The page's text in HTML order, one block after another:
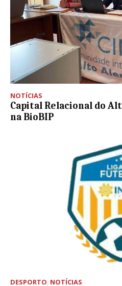
NOTÍCIAS
Capital Relacional do
na BioBIP
DESPORTO, NOTÍCIAS